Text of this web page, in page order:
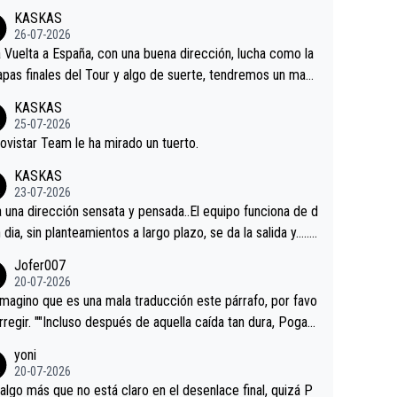
KASKAS
26-07-2026
Vuelta a España, con una buena dirección, lucha como la
finales del Tour y algo de suerte, tendremos un magn
KASKAS
25-07-2026
Team le ha mirado un tuerto.
KASKAS
23-07-2026
una dirección sensata y pensada..El equipo funciona de d
dia, sin planteamientos a largo plazo, se da la salida y…..v
Velez etc etc.Me da pena vivir estos momentos t
sin victorias.
Jofer007
20-07-2026
que es una mala traducción este párrafo, por favo
""Incluso después de aquella caída tan dura, Pogac
pegado a su rueda. Parecía increíble la forma
que era capaz de controlar el miedo", recordó."
yoni
20-07-2026
más que no está claro en el desenlace final, quizá P